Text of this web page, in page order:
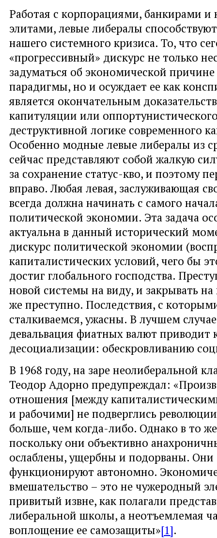
Работая с корпорациями, банкирами
элитами, левые либералы
нашего системного кризиса. То, что
«прогрессивный» дискурс не только
задуматься об экономической
парадигмы, но и осуждает ее как
является окончательным
капитуляции или
деструктивной логике современного
Особенно модные левые либералы из
сейчас представляют собой жалкую
за сохранение статус-кво, и поэтому
вправо. Любая левая, заслуживающая
всегда должна начинать с самого
политической экономии. Эта задача
актуальна в данный исторический
дискурс политической экономии
капиталистических условий, чего бы
достиг глобального господства.
новой системы на виду, и закрывать на
же преступно. Последствия, с
сталкиваемся, ужасны. В лучшем
девальвация фиатных валют
десоциализации: обескровливанию
В 1968 году, на заре неолиберальной
Теодор Адорно предупреждал:
отношения [между
и рабочими] не подверглись
больше, чем когда-либо. Однако в то
поскольку они объективно
ослаблены, ущербны и подорваны. Они
функционируют автономно.
вмешательство – это не чужеродный
привитый извне, как полагали
либеральной школы, а неотъемлемая
воплощение ее самозащиты»[1].